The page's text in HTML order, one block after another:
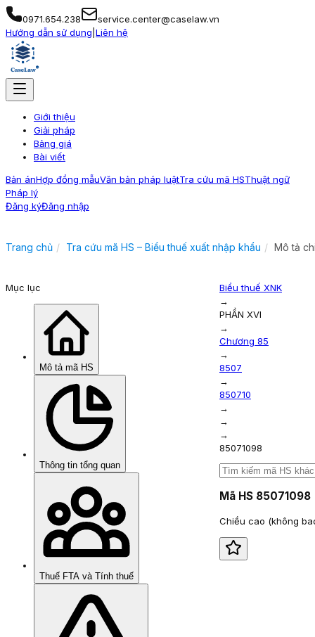
0971.654.238
service.center@caselaw.vn
Hướng dẫn sử dụng Liên hệ
Giới thiệu
Giải pháp
Bảng giá
Bài viết
Bản ánHợp đồng mẫuVăn bản pháp luậtTra cứu mã HSThuật ngữ
Pháp lý
Đăng kýĐăng nhập
Trang chủ Tra cứu mã HS – Biểu thuế xuất nhập khẩu Mô tả
Mục lục
Mô tả mã HS
Thông tin tổng quan
Thuế FTA và Tính thuế
Biểu thuế XNK
→
PHẦN XVI
→
Chương 85
→
8507
→
850710
→
→
→
85071098
Mã HS 85071098
Chiều cao (không